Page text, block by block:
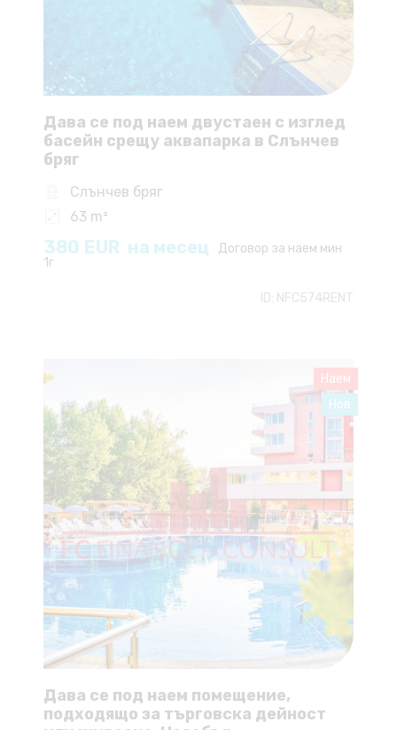
Дава се под наем двустаен с изглед
басейн срещу аквапарка в Слънчев
бряг
Слънчев бряг
63 m²
380 EUR на месец
Договор за наем мин
1г
ID: NFC574RENT
Дава се под наем помещение,
подходящо за търговска дейност
Наем
Нов